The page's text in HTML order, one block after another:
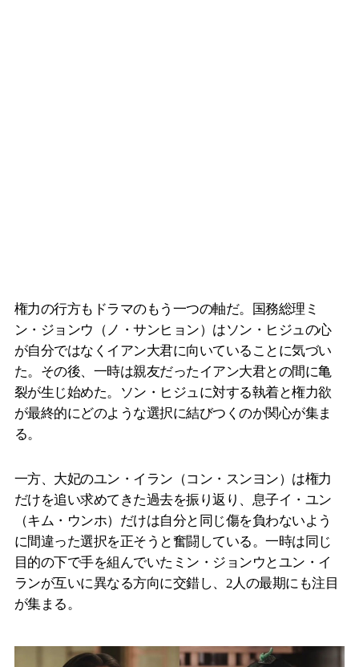
権力の行方もドラマのもう一つの軸だ。国務総理ミ
ン・ジョンウ（ノ・サンヒョン）はソン・ヒジュの心
が自分ではなくイアン大君に向いていることに気づい
た。その後、一時は親友だったイアン大君との間に亀
裂が生じ始めた。ソン・ヒジュに対する執着と権力欲
が最終的にどのような選択に結びつくのか関心が集ま
る。
一方、大妃のユン・イラン（コン・スンヨン）は権力
だけを追い求めてきた過去を振り返り、息子イ・ユン
（キム・ウンホ）だけは自分と同じ傷を負わないよう
に間違った選択を正そうと奮闘している。一時は同じ
目的の下で手を組んでいたミン・ジョンウとユン・イ
ランが互いに異なる方向に交錯し、2人の最期にも注目
が集まる。